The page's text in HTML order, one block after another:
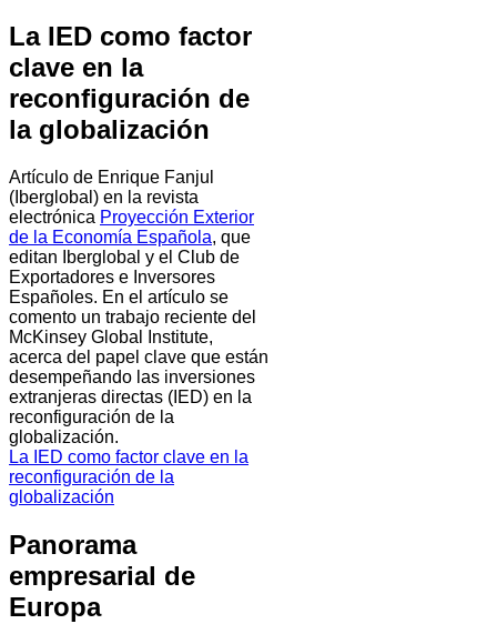
La IED como factor
clave en la
reconfiguración de
la globalización
Artículo de Enrique Fanjul
(Iberglobal) en la revista
electrónica Proyección Exterior
de la Economía Española, que
editan Iberglobal y el Club de
Exportadores e Inversores
Españoles. En el artículo se
comento un trabajo reciente del
McKinsey Global Institute,
acerca del papel clave que están
desempeñando las inversiones
extranjeras directas (IED) en la
reconfiguración de la
globalización.
La IED como factor clave en la
reconfiguración de la
globalización
Panorama
empresarial de
Europa